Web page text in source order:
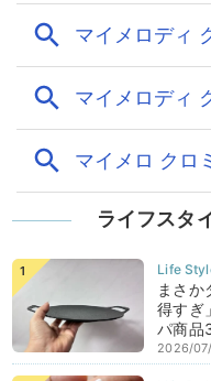
ライフスタ
まさか
得すぎ
パ商品
2026/